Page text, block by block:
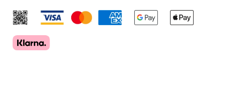
Časy doručení květin – přehled možností
Kontakt